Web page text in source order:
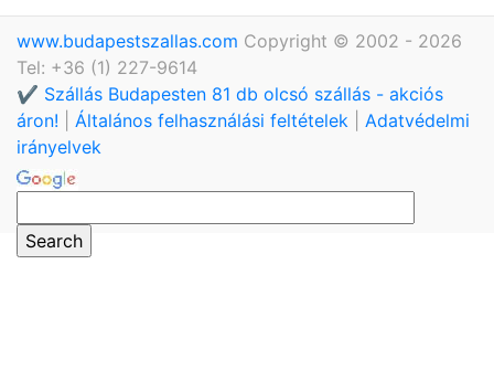
www.budapestszallas.com Copyright © 2002 - 2026
Tel: +36 (1) 227-9614
✔️ Szállás Budapesten 81 db olcsó szállás - akciós
áron!
Általános felhasználási feltételek
Adatvédelmi
irányelvek